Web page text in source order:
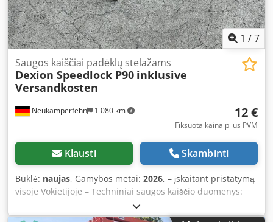
boards and front mounting 📞 Contact us – we’ll prepare a
specific layout tailored to your warehouse and calculate
the exact number of pallet positions.
1 /7
Neukamperfehn 1 080 km
Saugos kaiščiai padėklų stelažams
Dexion Speedlock P90 inklusive
Versandkosten
12 €
Fiksuota kaina plius PVM
Klausti Skambinti
Būklė: naujas, Gamybos metai: 2026, – įskaitant pristatymą
visoje Vokietijoje – Techniniai saugos kaiščio duomenys:
Lentynų sistema: Dexion Tipas: Speedlock P90 Dkedpfxjzrc
Dte Amner Pristatymo komplektą sudaro: 10 vnt. saugos